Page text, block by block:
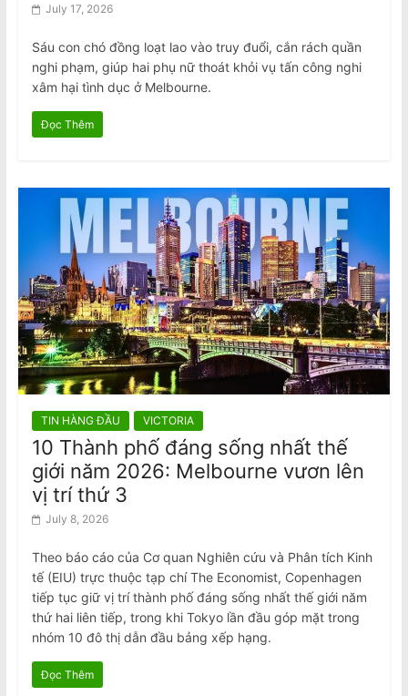
July 17, 2026
Sáu con chó đồng loạt lao vào truy đuổi, cắn rách quần
nghi phạm, giúp hai phụ nữ thoát khỏi vụ tấn công nghi
xâm hại tình dục ở Melbourne.
Đọc Thêm
TIN HÀNG ĐẦU VICTORIA
10 Thành phố đáng sống nhất thế
giới năm 2026: Melbourne vươn lên
vị trí thứ 3
July 8, 2026
Theo báo cáo của Cơ quan Nghiên cứu và Phân tích Kinh
tế (EIU) trực thuộc tạp chí The Economist, Copenhagen
tiếp tục giữ vị trí thành phố đáng sống nhất thế giới năm
thứ hai liên tiếp, trong khi Tokyo lần đầu góp mặt trong
nhóm 10 đô thị dẫn đầu bảng xếp hạng.
Đọc Thêm